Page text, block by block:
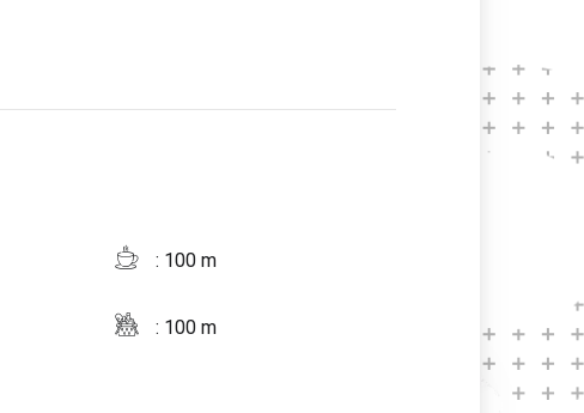
: 100 m
: 100 m